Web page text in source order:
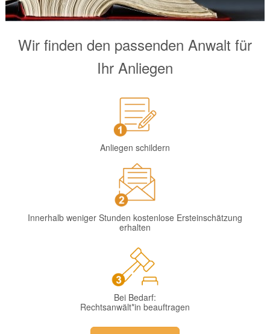
Wir finden den passenden Anwalt für
Ihr Anliegen
Anliegen schildern
Innerhalb weniger Stunden kostenlose Ersteinschätzung
erhalten
Bei Bedarf:
Rechtsanwält*in beauftragen